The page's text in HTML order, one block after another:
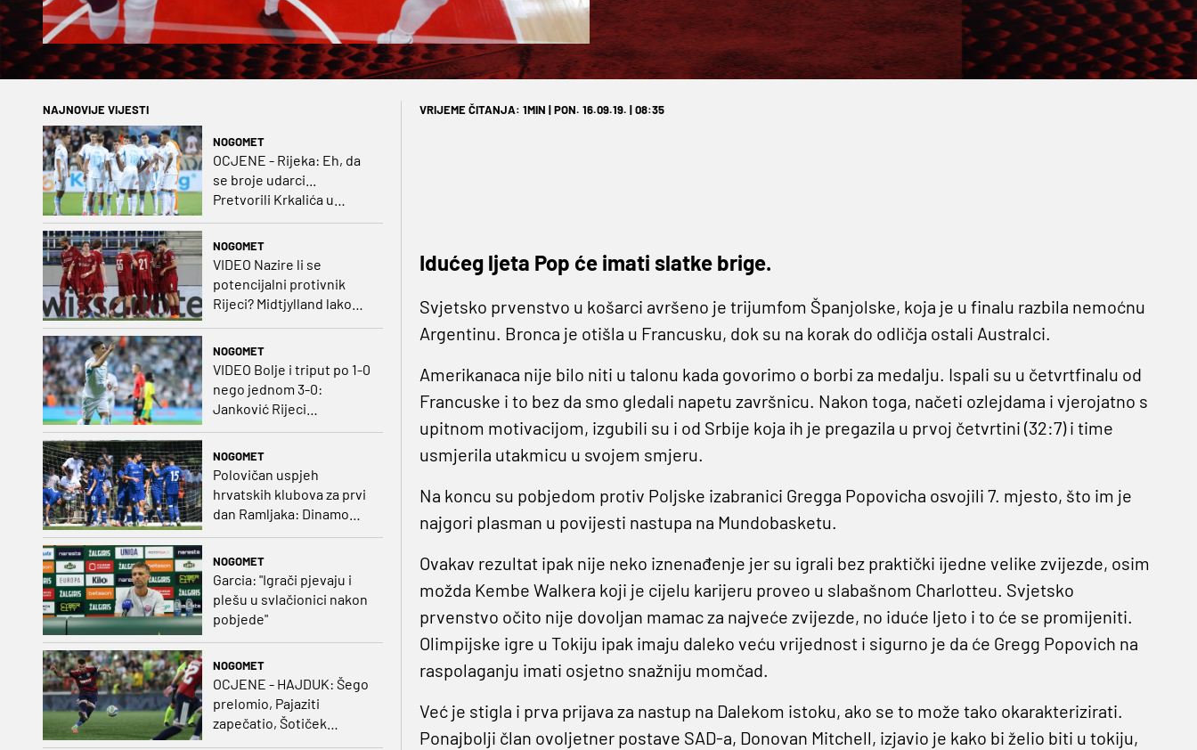
NAJNOVIJE VIJESTI
NOGOMET
OCJENE - Rijeka: Eh, da
se broje udarci...
Pretvorili Krkalića u
NOGOMET
VIDEO Nazire li se
potencijalni protivnik
Rijeci? Midtjylland lako
NOGOMET
VIDEO Bolje i triput po 1-0
nego jednom 3-0:
Janković Rijeci
projektilom donio slavlje
protivnika
NOGOMET
Polovičan uspjeh
hrvatskih klubova za prvi
dan Ramljaka: Dinamo
poražen od Juventusa,
NOGOMET
Garcia: "Igrači pjevaju i
plešu u svlačionici nakon
pobjede"
NOGOMET
OCJENE - HAJDUK: Šego
prelomio, Pajaziti
zapečatio, Šotiček
VRIJEME ČITANJA: 1MIN | PON. 16.09.19. | 08:35
Idućeg ljeta Pop će imati slatke brige.
Svjetsko prvenstvo u košarci avršeno je trijumfom Španjolske, koja je u finalu razbila nemoćnu
Argentinu. Bronca je otišla u Francusku, dok su na korak do odličja ostali Australci.
Amerikanaca nije bilo niti u talonu kada govorimo o borbi za medalju. Ispali su u četvrtfinalu od
Francuske i to bez da smo gledali napetu završnicu. Nakon toga, načeti ozlejdama i vjerojatno s
upitnom motivacijom, izgubili su i od Srbije koja ih je pregazila u prvoj četvrtini (32:7) i time
usmjerila utakmicu u svojem smjeru.
Na koncu su pobjedom protiv Poljske izabranici Gregga Popovicha osvojili 7. mjesto, što im je
najgori plasman u povijesti nastupa na Mundobasketu.
Ovakav rezultat ipak nije neko iznenađenje jer su igrali bez praktički ijedne velike zvijezde, osim
možda Kembe Walkera koji je cijelu karijeru proveo u slabašnom Charlotteu. Svjetsko
prvenstvo očito nije dovoljan mamac za najveće zvijezde, no iduće ljeto i to će se promijeniti.
Olimpijske igre u Tokiju ipak imaju daleko veću vrijednost i sigurno je da će Gregg Popovich na
raspolaganju imati osjetno snažniju momčad.
Već je stigla i prva prijava za nastup na Dalekom istoku, ako se to može tako okarakterizirati.
Ponajbolji član ovoljetner postave SAD-a, Donovan Mitchell, izjavio je kako bi želio biti u tokiju,